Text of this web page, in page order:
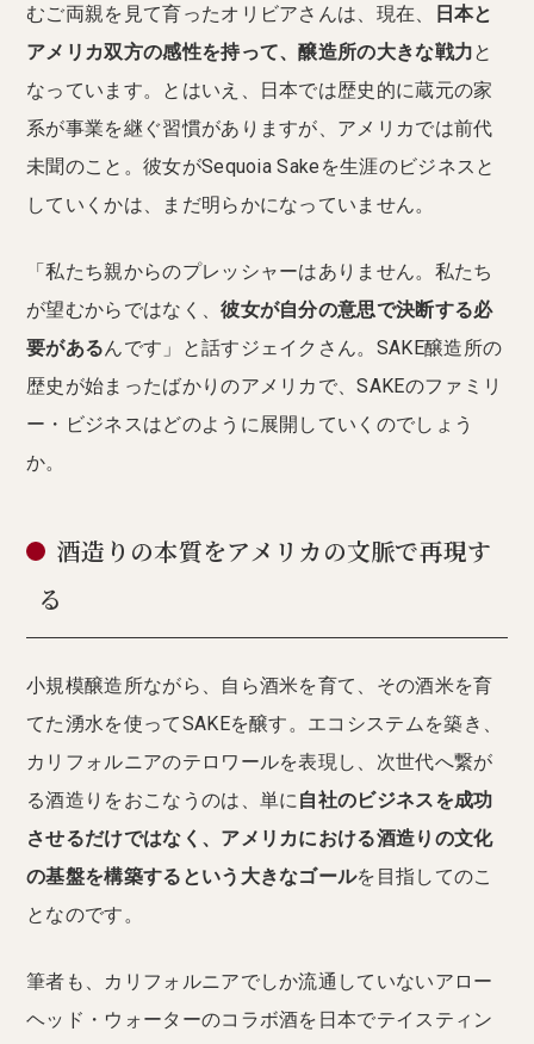
むご両親を見て育ったオリビアさんは、現在、
日本と
アメリカ双方の感性を持って、醸造所の大きな戦力と
なっています。とはいえ、日本では歴史的に蔵元の家
系が事業を継ぐ習慣がありますが、アメリカでは前代
未聞のこと。彼女がSequoia Sakeを生涯のビジネスと
していくかは、まだ明らかになっていません。
「私たち親からのプレッシャーはありません。私たち
が望むからではなく、彼女が自分の意思で決断する必
要があるんです」と話すジェイクさん。SAKE醸造所の
歴史が始まったばかりのアメリカで、SAKEのファミリ
ー・ビジネスはどのように展開していくのでしょう
か。
酒造りの本質をアメリカの文脈で再現す
る
小規模醸造所ながら、自ら酒米を育て、その酒米を育
てた湧水を使ってSAKEを醸す。エコシステムを築き、
カリフォルニアのテロワールを表現し、次世代へ繋が
る酒造りをおこなうのは、単に 自社のビジネスを成功
させるだけではなく、アメリカにおける酒造りの文化
の基盤を構築するという大きなゴールを目指してのこ
となのです。
筆者も、カリフォルニアでしか流通していないアロー
ヘッド・ウォーターのコラボ酒を日本でテイスティン